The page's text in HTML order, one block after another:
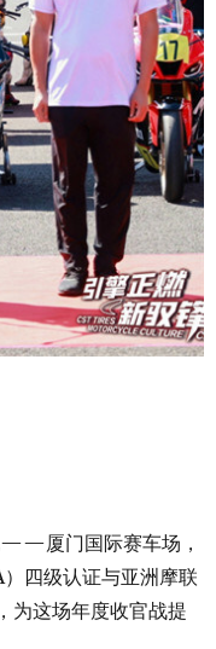
厦门国际赛车场，
四级认证与亚洲摩联
为这场年度收官战提